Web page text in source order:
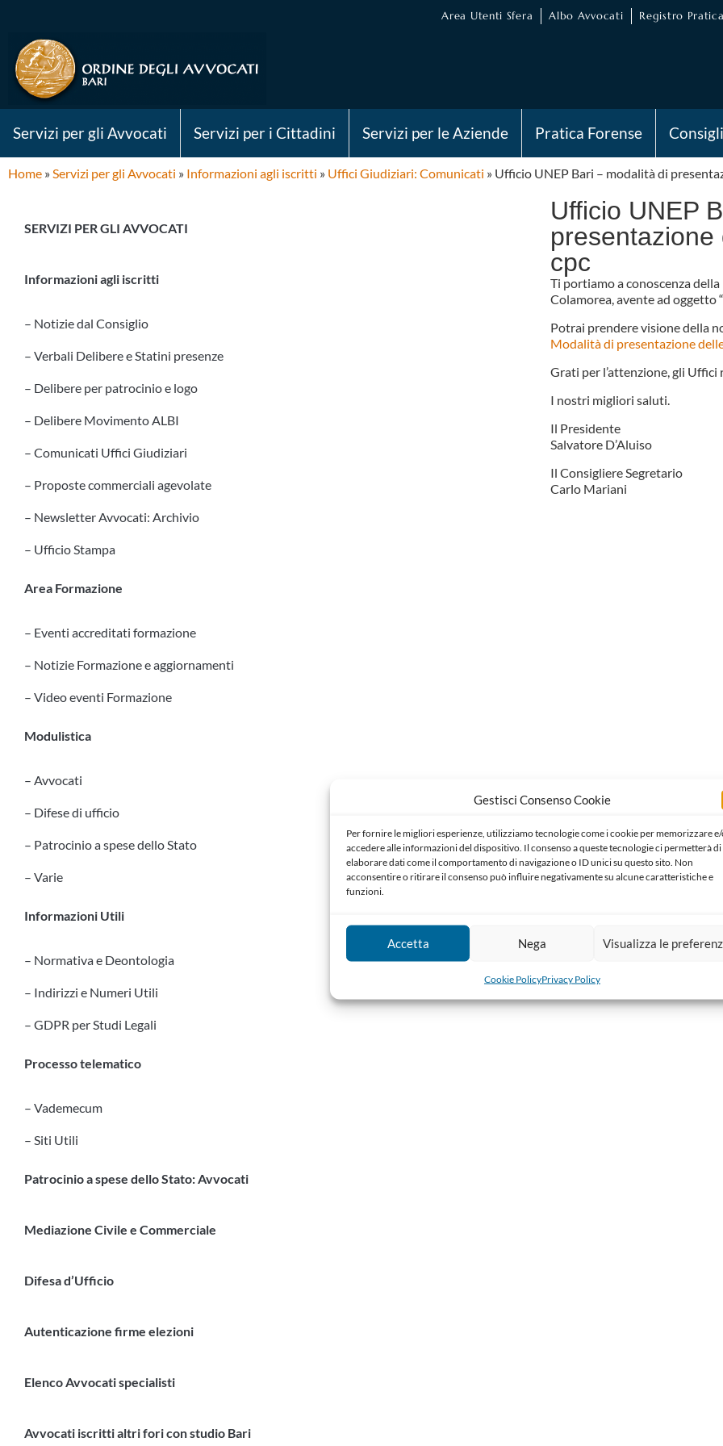
Gestisci Consenso Cookie
Per fornire le migliori esperienze, utilizziamo tecnologie come i cookie per memorizzare
accedere alle informazioni del dispositivo. Il consenso a queste tecnologie ci permetterà di
elaborare dati come il comportamento di navigazione o ID unici su questo sito. Non
acconsentire o ritirare il consenso può influire negativamente su alcune caratteristiche e
funzioni.
Accetta Nega Visualizza le
Cookie PolicyPrivacy Policy
Area Utenti Sfera Albo Avvocati Registro
Servizi per gli Avvocati Servizi per i Cittadini Servizi per le Aziende Pratica Forense
Home »Servizi per gli Avvocati » Informazioni agli iscritti » Uffici Giudiziari: Comunicati » Ufficio UNEP Bari – modalità di
SERVIZI PER GLI AVVOCATI
Informazioni agli iscritti
– Notizie dal Consiglio
– Verbali Delibere e Statini presenze
– Delibere per patrocinio e logo
– Delibere Movimento ALBI
– Comunicati Uffici Giudiziari
– Proposte commerciali agevolate
– Newsletter Avvocati: Archivio
– Ufficio Stampa
Area Formazione
– Eventi accreditati formazione
– Notizie Formazione e aggiornamenti
– Video eventi Formazione
Modulistica
– Avvocati
– Difese di ufficio
– Patrocinio a spese dello Stato
– Varie
Informazioni Utili
– Normativa e Deontologia
– Indirizzi e Numeri Utili
– GDPR per Studi Legali
Processo telematico
– Vademecum
– Siti Utili
Patrocinio a spese dello Stato: Avvocati
Mediazione Civile e Commerciale
Difesa d’Ufficio
Autenticazione firme elezioni
Elenco Avvocati specialisti
Avvocati iscritti altri fori con studio Bari
Ufficio UNEP
cpc
Ti portiamo a conoscenza
Colamorea, avente ad oggetto
Potrai prendere visione della
Modalità di presentazione
Grati per l’attenzione, gli
I nostri migliori saluti.
Il Presidente
Salvatore D’Aluiso
Il Consigliere Segretario
Carlo Mariani